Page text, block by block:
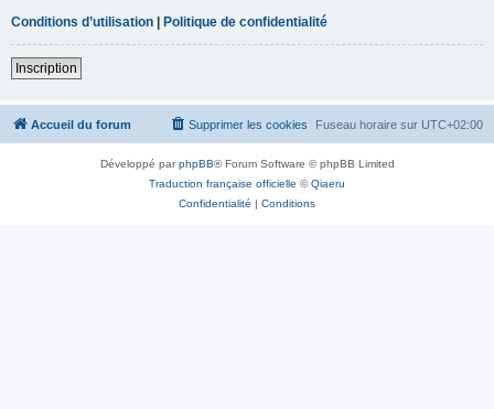
Conditions d’utilisation | Politique de confidentialité
Inscription
Accueil du forum Fuseau horaire sur UTC+02:00
Supprimer les cookies
Développé parphpBB® Forum Software © phpBB Limited
Traduction française officielle ©Qiaeru
Confidentialité | Conditions